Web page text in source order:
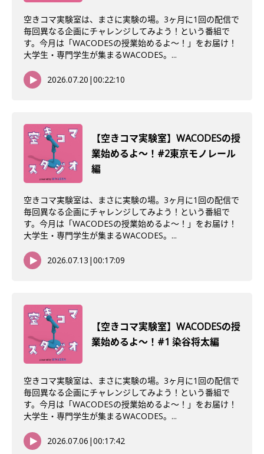
空きコマ実験室は、まさに実験の場。3ヶ月に1回の配信で
毎回異なる企画にチャレンジしてみよう！という番組で
す。今月は「WACODESの授業始めるよ～！」をお届け！
大学生・専門学生が集まるWACODES。...
2026.07.20 |00:22:10
【空きコマ実験室】WACODESの授
業始めるよ〜！#2東京モノレール
編
空きコマ実験室は、まさに実験の場。3ヶ月に1回の配信で
毎回異なる企画にチャレンジしてみよう！という番組で
す。今月は「WACODESの授業始めるよ～！」をお届け！
大学生・専門学生が集まるWACODES。...
2026.07.13 |00:17:09
【空きコマ実験室】WACODESの授
業始めるよ～！#1 染谷将太編
空きコマ実験室は、まさに実験の場。3ヶ月に1回の配信で
毎回異なる企画にチャレンジしてみよう！という番組で
す。今月は「WACODESの授業始めるよ～！」をお届け！
大学生・専門学生が集まるWACODES。...
2026.07.06 |00:17:42